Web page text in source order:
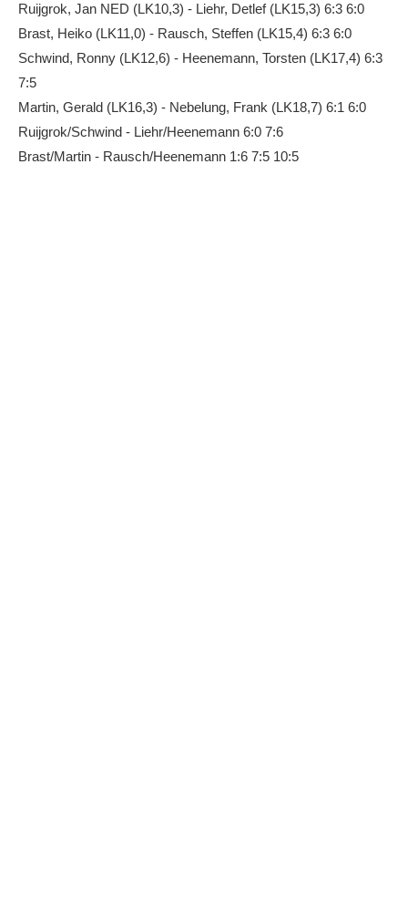
Platz buchen
Kinder- und Jugendtraining
EVENTS & TURNIERE
4-Städte-Turnier
Ruijgrok, Jan NED (LK10,3) - Liehr, Detlef (LK15,3) 6:3 6:0
Brast, Heiko (LK11,0) - Rausch, Steffen (LK15,4) 6:3 6:0
Schwind, Ronny (LK12,6) - Heenemann, Torsten (LK17,4) 6:3
7:5
Martin, Gerald (LK16,3) - Nebelung, Frank (LK18,7) 6:1 6:0
Ruijgrok/Schwind - Liehr/Heenemann 6:0 7:6
Brast/Martin - Rausch/Heenemann 1:6 7:5 10:5